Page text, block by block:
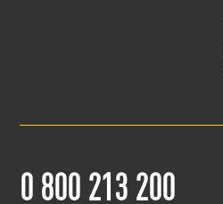
0 800 213 200